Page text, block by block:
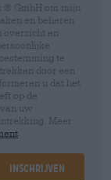
® GmbH om mijn
en beheren
overzicht en
te
door een
u dat het
op de
uw
Meer
Inschrijven